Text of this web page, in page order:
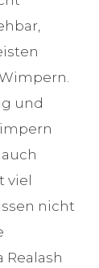
und
viel
nicht